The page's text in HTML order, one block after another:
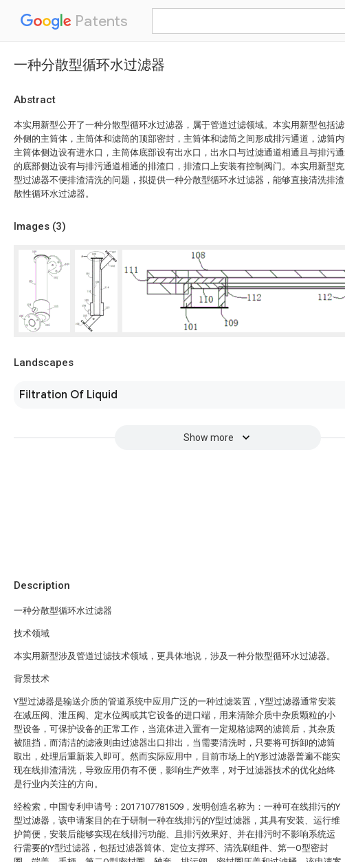
Patents
一种分散型循环水过滤器
Abstract
本实用新型公开了一种分散型循环水过滤器，属于管道过滤领域。本实用新型包括
外侧的主筒体，主筒体和滤筒的顶部密封，主筒体和滤筒之间形成排污通道，滤筒内
主筒体侧边设有进水口，主筒体底部设有出水口，出水口与过滤通道相通且与排污
的底部侧边设有与排污通道相通的排渣口，排渣口上安装有控制阀门。本实用新型
型过滤器不便排渣清洗的问题，拟提供一种分散型循环水过滤器，能够直接清洗排
散性循环水过滤器。
Images (3)
Landscapes
Filtration Of Liquid
Show more
Description
一种分散型循环水过滤器
技术领域
本实用新型涉及管道过滤技术领域，更具体地说，涉及一种分散型循环水过滤器。
背景技术
Y型过滤器是输送介质的管道系统中应用广泛的一种过滤装置，Y型过滤器通常安装
在减压阀、泄压阀、定水位阀或其它设备的进口端，用来清除介质中杂质颗粒的小
型设备，可保护设备的正常工作，当流体进入置有一定规格滤网的滤筒后，其杂质
被阻挡，而清洁的滤液则由过滤器出口排出，当需要清洗时，只要将可拆卸的滤筒
取出，处理后重新装入即可。然而实际应用中，目前市场上的Y形过滤器普遍不能实
现在线排渣清洗，导致应用仍有不便，影响生产效率，对于过滤器技术的优化始终
是行业内关注的方向。
经检索，中国专利申请号：2017107781509，发明创造名称为：一种可在线排污的Y
型过滤器，该申请案目的在于研制一种在线排污的Y型过滤器，其具有安装、运行维
护简便，安装后能够实现在线排污功能、且排污效果好、并在排污时不影响系统运
行需要的Y型过滤器，包括过滤器筒体、定位支撑环、清洗刷组件、第一O型密封